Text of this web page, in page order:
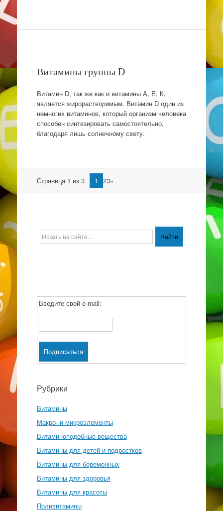
Витамины группы D
Витамин D, так же как и витамины А, Е, К,
является жирорастворимым. Витамин D один из
немногих витаминов, который организм человека
способен синтезировать самостоятельно,
благодаря лишь солнечному свету.
Навигация
Страница 1 из 3 1 23»
Введите свой e-mail:
Рубрики
Витамины
Макро- и микроэлементы
Витаминоподобные вещества
Витамины для детей и подростков
Витамины для беременных
Витамины для здоровья
Витамины для красоты
Поливитамины